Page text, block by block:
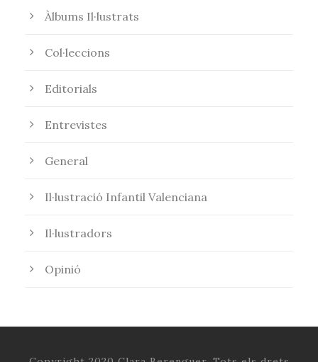
Àlbums Il·lustrats
Col·leccions
Editorials
Entrevistes
General
Il·lustració Infantil Valenciana
Il·lustradors
Opinió